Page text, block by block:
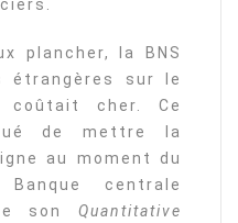
plancher, la BNS
étrangères sur le
cher. Ce
de mettre la
au moment du
centrale
son Quantitative